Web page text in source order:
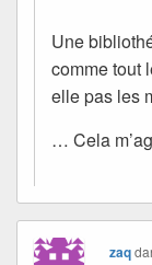
Une
comme tout
elle pas les
… Cela
zaq